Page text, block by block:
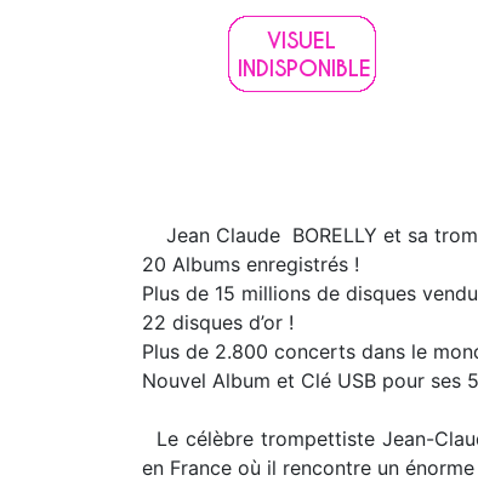
Jean Claude BORELLY et sa
20 Albums enregistrés !
Plus de 15 millions de disques
22 disques d’or !
Plus de 2.800 concerts dans le
Nouvel Album et Clé USB pour ses
Le célèbre trompettiste Jean-
en France où il rencontre un énorme